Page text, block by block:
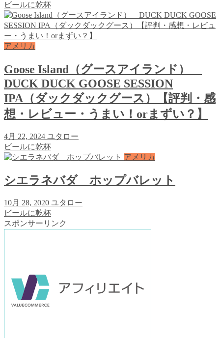
ビールに乾杯
アメリカ
Goose Island（グースアイランド）
DUCK DUCK GOOSE SESSION
IPA（ダックダックグース）【評判・感
想・レビュー・うまい！orまずい？】
4月 22, 2024 ユタロー
ビールに乾杯
アメリカ
シエラネバダ ホップバレット
10月 28, 2020 ユタロー
ビールに乾杯
スポンサーリンク